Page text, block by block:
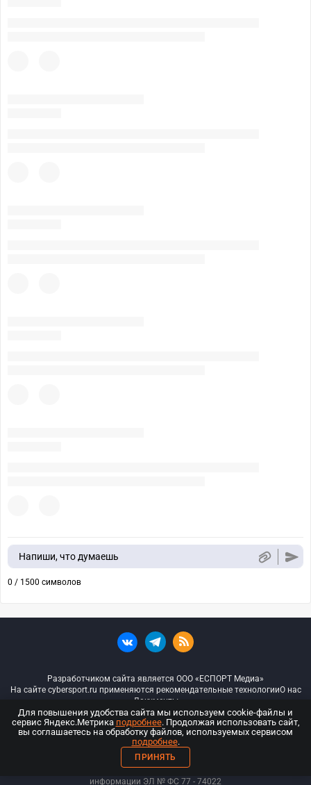
Напиши, что думаешь
0 / 1500 символов
Разработчиком сайта является ООО «ЕСПОРТ Медиа»
На сайте cybersport.ru применяются рекомендательные технологииО нас
Документы
© ООО «Киберспорт.ру» — Все права защищены
18+
ООО «Киберспорт.ру». Свидетельство о регистрации средств массовой
информации ЭЛ № ФС 77 - 74022
Для повышения удобства сайта мы используем cookie-файлы и
сервис Яндекс.Метрика подробнее. Продолжая использовать сайт,
вы соглашаетесь на обработку файлов, используемых сервисом
подробнее.
ПРИНЯТЬ